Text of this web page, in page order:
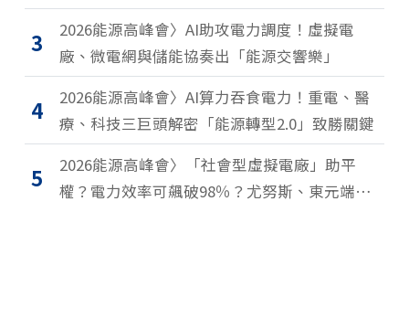
3
2026能源高峰會〉AI助攻電力調度！虛擬電
廠、微電網與儲能協奏出「能源交響樂」
4
2026能源高峰會〉AI算力吞食電力！重電、醫
療、科技三巨頭解密「能源轉型2.0」致勝關鍵
5
2026能源高峰會〉「社會型虛擬電廠」助平
權？電力效率可飆破98％？尤努斯、東元端能